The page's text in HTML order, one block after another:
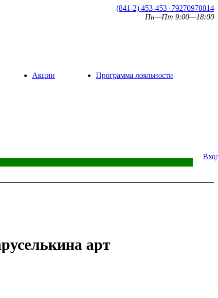
(841-2) 453-453+79270978814
Пн—Пт 9:00—18:00
Акции Программа лояльности
арт